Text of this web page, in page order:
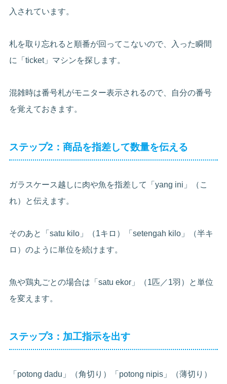
入されています。
札を取り忘れると順番が回ってこないので、入った瞬間
に「ticket」マシンを探します。
混雑時は番号札がモニター表示されるので、自分の番号
を覚えておきます。
ステップ2：商品を指差して数量を伝える
ガラスケース越しに肉や魚を指差して「yang ini」（こ
れ）と伝えます。
そのあと「satu kilo」（1キロ）「setengah kilo」（半キ
ロ）のように単位を続けます。
魚や鶏丸ごとの場合は「satu ekor」（1匹／1羽）と単位
を変えます。
ステップ3：加工指示を出す
「potong dadu」（角切り）「potong nipis」（薄切り）